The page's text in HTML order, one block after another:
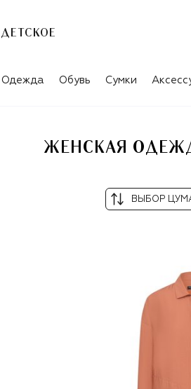
ДЕТСКОЕ
Одежда Обувь Сумки
ЖЕНСКАЯ
ВЫБОР